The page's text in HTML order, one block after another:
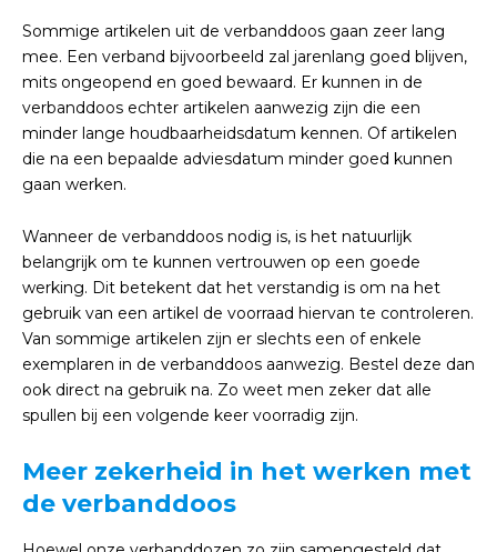
Sommige artikelen uit de verbanddoos gaan zeer lang
mee. Een verband bijvoorbeeld zal jarenlang goed blijven,
mits ongeopend en goed bewaard. Er kunnen in de
verbanddoos echter artikelen aanwezig zijn die een
minder lange houdbaarheidsdatum kennen. Of artikelen
die na een bepaalde adviesdatum minder goed kunnen
gaan werken.
Wanneer de verbanddoos nodig is, is het natuurlijk
belangrijk om te kunnen vertrouwen op een goede
werking. Dit betekent dat het verstandig is om na het
gebruik van een artikel de voorraad hiervan te controleren.
Van sommige artikelen zijn er slechts een of enkele
exemplaren in de verbanddoos aanwezig. Bestel deze dan
ook direct na gebruik na. Zo weet men zeker dat alle
spullen bij een volgende keer voorradig zijn.
Meer zekerheid in het werken met
de verbanddoos